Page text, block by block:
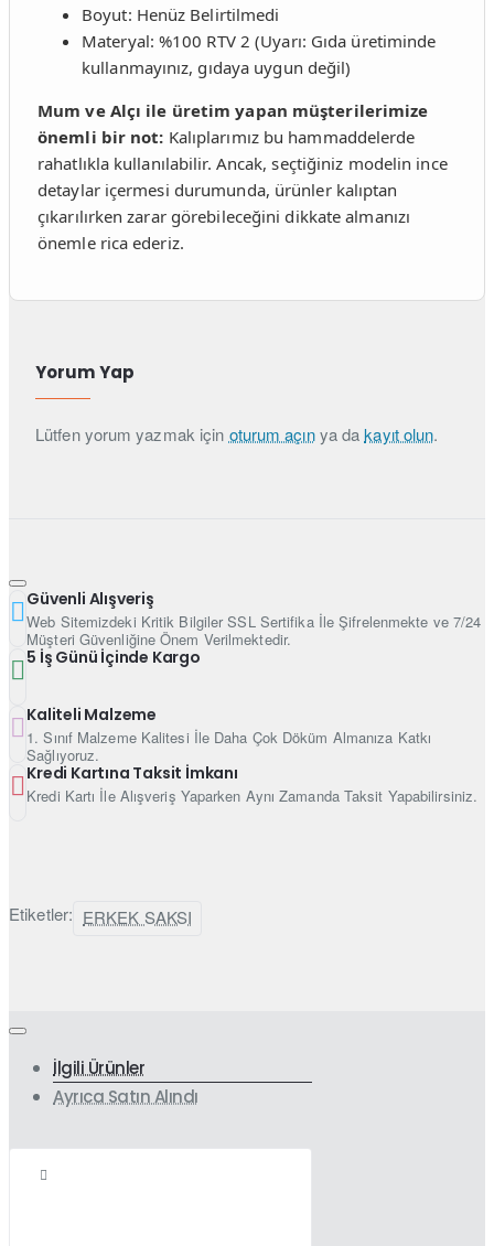
Boyut: Henüz Belirtilmedi
Materyal: %100 RTV 2 (Uyarı: Gıda üretiminde
kullanmayınız, gıdaya uygun değil)
Mum ve Alçı ile üretim yapan müşterilerimize
önemli bir not: Kalıplarımız bu hammaddelerde
rahatlıkla kullanılabilir. Ancak, seçtiğiniz modelin ince
detaylar içermesi durumunda, ürünler kalıptan
çıkarılırken zarar görebileceğini dikkate almanızı
önemle rica ederiz.
Yorum Yap
Lütfen yorum yazmak için oturum açınya dakayıt olun.
Güvenli Alışveriş
Web Sitemizdeki Kritik Bilgiler SSL Sertifika İle Şifrelenmekte ve 7/24
Müşteri Güvenliğine Önem Verilmektedir.
5 İş Günü İçinde Kargo
Kaliteli Malzeme
1. Sınıf Malzeme Kalitesi İle Daha Çok Döküm Almanıza Katkı
Sağlıyoruz.
Kredi Kartına Taksit İmkanı
Kredi Kartı İle Alışveriş Yaparken Aynı Zamanda Taksit Yapabilirsiniz.
Etiketler: ERKEK SAKSI
İlgili Ürünler
Ayrıca Satın Alındı